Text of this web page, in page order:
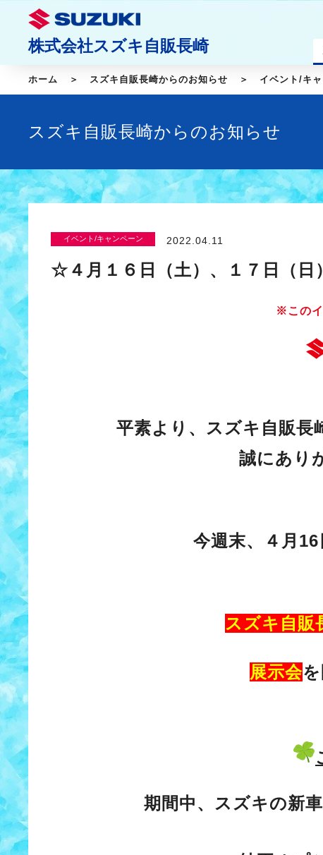
株式会社スズキ自販長崎
ホーム スズキ自販長崎からのお知らせ イベント/キ
スズキ自販長崎からのお知らせ
イベント/キャンペーン 2022.04.11
☆４月１６日（土）、１７日（
※この
平素より、スズキ自販長
誠にあり
今週末、４月16
スズキ自販
展示会
期間中、スズキの新